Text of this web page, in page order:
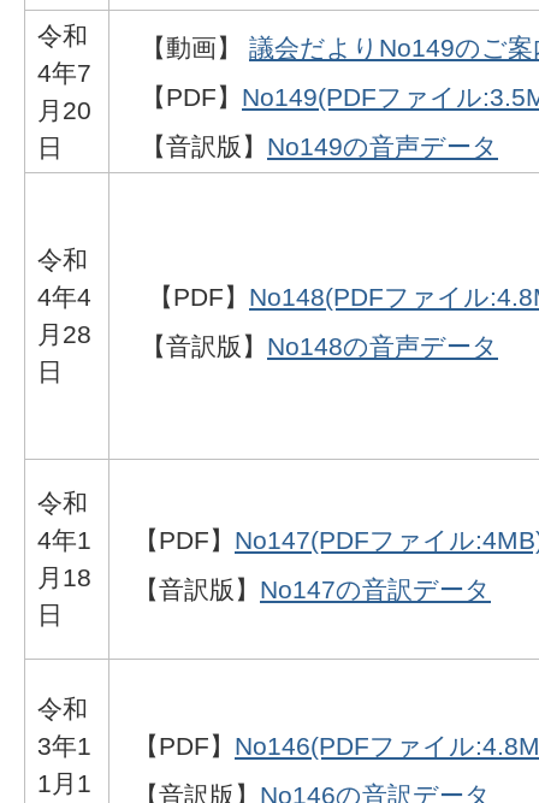
令和
4年7
月20
日
【動画】 議会だよりNo149のご案
【PDF】 No149(PDFファイル
【音訳版】 No149の音声データ
令和
4年4
月28
日
【PDF】 No148(PDFファイル
【音訳版】 No148の音声データ
令和
4年1
月18
日
【PDF】 No147(PDFファイル
【音訳版】 No147の音訳データ
令和
3年1
1月1
【PDF】 No146(PDFファイル
【音訳版】 No146の音訳データ